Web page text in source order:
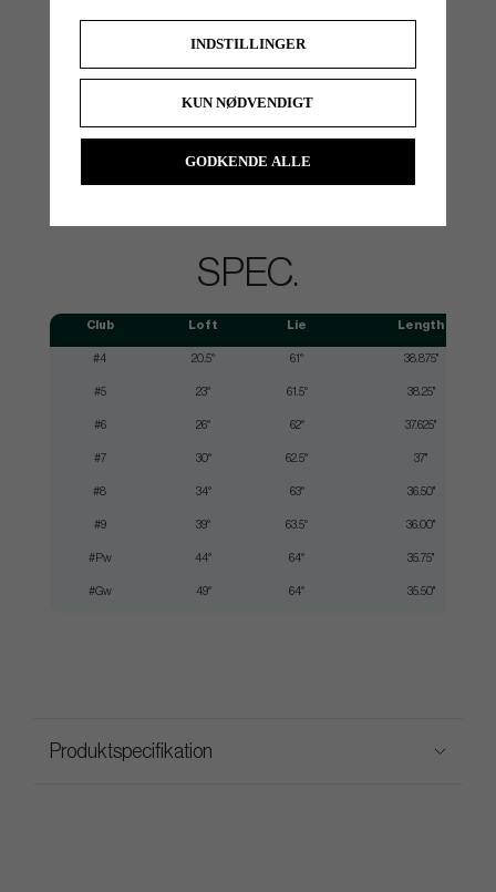
SPEC.
Club Loft Lie Length
#4 20.5° 61° 38.875"
#5 23° 61.5° 38.25"
#6 26° 62° 37.625"
#7 30° 62.5° 37"
#8 34° 63° 36.50"
#9 39° 63.5° 36.00"
#Pw 44° 64° 35.75"
#Gw 49° 64° 35.50"
Produktspecifikation
INDSTILLINGER
KUN NØDVENDIGT
GODKENDE ALLE